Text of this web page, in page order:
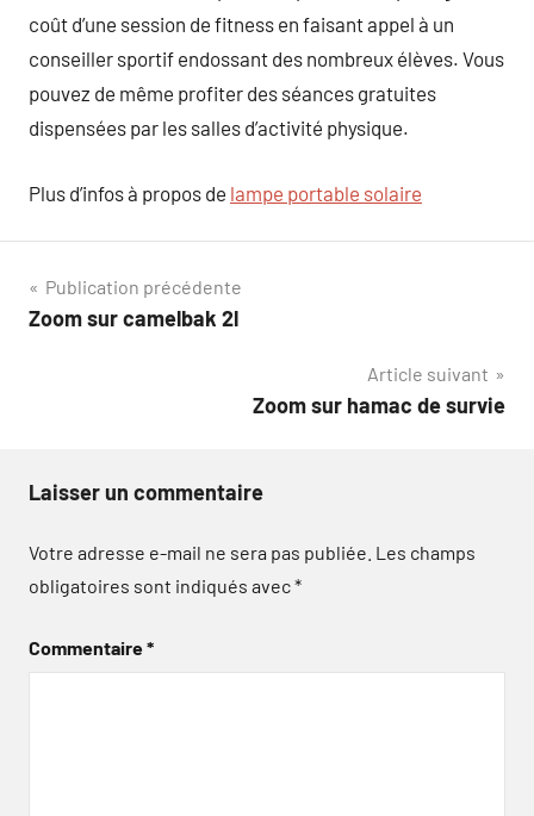
coût d’une session de fitness en faisant appel à un
conseiller sportif endossant des nombreux élèves. Vous
pouvez de même profiter des séances gratuites
dispensées par les salles d’activité physique.
Plus d’infos à propos de lampe portable solaire
Navigation
de
Publication précédente
Zoom sur camelbak 2l
Article suivant
Zoom sur hamac de survie
Laisser un commentaire
Votre adresse e-mail ne sera pas publiée. Les champs
obligatoires sont indiqués avec*
Commentaire*